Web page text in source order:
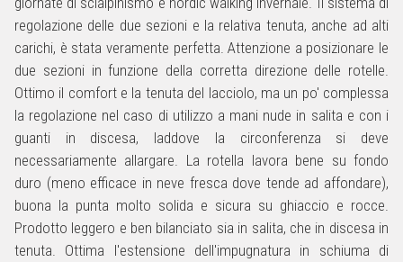
regolazione delle due sezioni e la relativa tenuta, anche ad alti
carichi, è stata veramente perfetta. Attenzione a posizionare le
due sezioni in funzione della corretta direzione delle rotelle.
Ottimo il comfort e la tenuta del lacciolo, ma un po' complessa
la regolazione nel caso di utilizzo a mani nude in salita e con i
guanti in discesa, laddove la circonferenza si deve
necessariamente allargare. La rotella lavora bene su fondo
duro (meno efficace in neve fresca dove tende ad affondare),
buona la punta molto solida e sicura su ghiaccio e rocce.
Prodotto leggero e ben bilanciato sia in salita, che in discesa in
tenuta. Ottima l'estensione dell'impugnatura in schiuma di